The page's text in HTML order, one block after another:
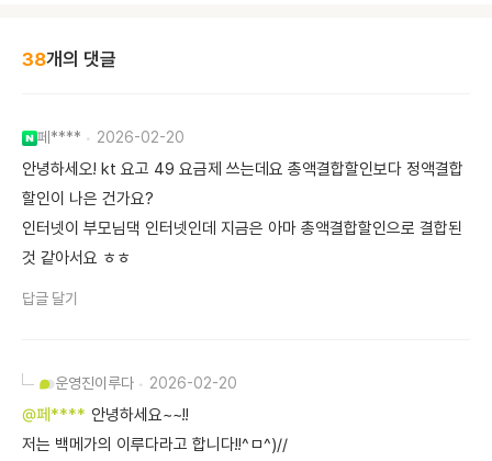
38개의 댓글
페**** 2026-02-20
안녕하세오! kt 요고 49 요금제 쓰는데요 총액결합할인보다 정액결합
할인이 나은 건가요?
인터넷이 부모님댁 인터넷인데 지금은 아마 총액결합할인으로 결합된
것 같아서요 ㅎㅎ
답글 달기
운영진이루다 2026-02-20
@페**** 안녕하세요~~!!
저는 백메가의 이루다라고 합니다!!^ㅁ^)//